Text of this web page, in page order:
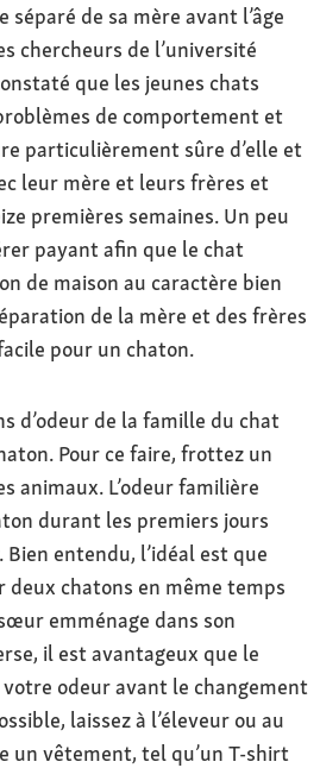
de sa mère avant l’âge
chercheurs de l’université
que les jeunes chats
de comportement et
particulièrement sûre d’elle et
leur mère et leurs frères et
premières semaines. Un peu
payant afin que le chat
de maison au caractère bien
de la mère et des frères
pour un chaton.
d’odeur de la famille du chat
Pour ce faire, frottez un
animaux. L’odeur familière
durant les premiers jours
entendu, l’idéal est que
deux chatons en même temps
emménage dans son
il est avantageux que le
odeur avant le changement
laissez à l’éleveur ou au
un vêtement, tel qu’un T-shirt